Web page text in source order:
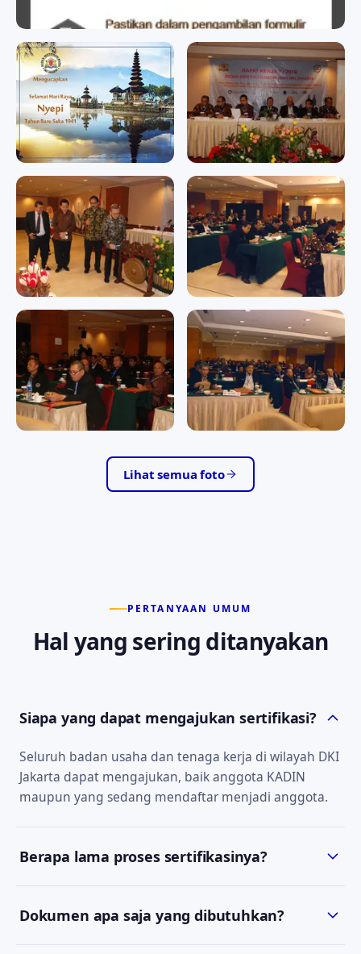
badan sertifikasi kadin
badan sertifikasi kadin
Memperingati Hari Raya
Nyepi Tahun Baru Saka
1941
Memperingati Hari Raya
Nyepi Tahun Baru Saka 1941
RAPAT KERJA II/2016
RAPAT KERJA II/2016
RAPAT KERJA II/2016
RAPAT KERJA II/2016
RAPAT KERJA II/2016
RAPAT KERJA II/2016
RAPAT KERJA II/2016 RAPAT KERJA II/2016
Lihat semua foto
PERTANYAAN UMUM
Hal yang sering ditanyakan
Siapa yang dapat mengajukan sertifikasi?
Seluruh badan usaha dan tenaga kerja di wilayah DKI
Jakarta dapat mengajukan, baik anggota KADIN
maupun yang sedang mendaftar menjadi anggota.
Berapa lama proses sertifikasinya?
kelengkapan dokumen. Tim kami akan
Dokumen apa saja yang dibutuhkan?